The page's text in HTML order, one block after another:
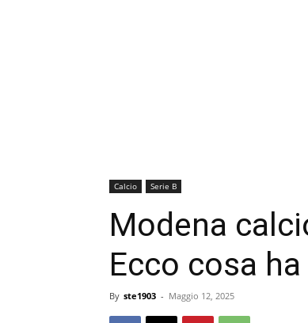
Calcio Serie B
Modena
Ecco cosa
By ste1903 - Maggio 12, 2025